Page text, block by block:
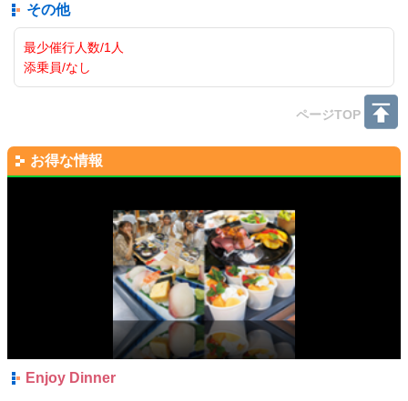
その他
最少催行人数/1人
添乗員/なし
ページTOP
お得な情報
Enjoy Dinner